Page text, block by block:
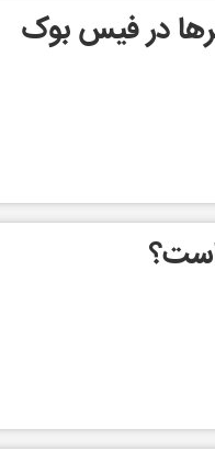
در فیس بوک